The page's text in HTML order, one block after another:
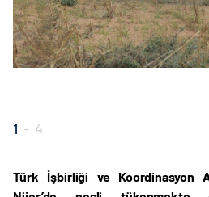
1 - 4
Türk İşbirliği ve Koordinasyon